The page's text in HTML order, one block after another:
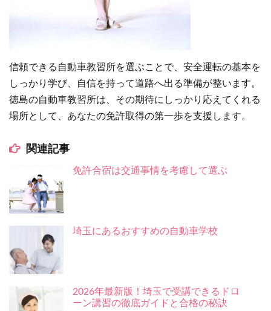
信頼できる自動車教習所を選ぶことで、安全運転の基本を
しっかり学び、自信を持って道路へ出る準備が整います。
徳島の自動車教習所は、その期待にしっかり応えてくれる
場所として、あなたの免許取得の第一歩を支援します。
関連記事
免許合宿は交通事情を考慮して選ぶ
埼玉にあるおすすめの自動車学校
2026年最新版！埼玉で受講できるドロ
ーン講習の徹底ガイドと合格の秘訣